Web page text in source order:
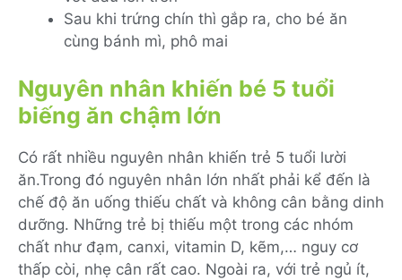
Sau khi trứng chín thì gắp ra, cho bé ăn
cùng bánh mì, phô mai
Nguyên nhân khiến bé 5 tuổi
biếng ăn chậm lớn
Có rất nhiều nguyên nhân khiến trẻ 5 tuổi lười
ăn.Trong đó nguyên nhân lớn nhất phải kể đến là
chế độ ăn uống thiếu chất và không cân bằng dinh
dưỡng. Những trẻ bị thiếu một trong các nhóm
chất như đạm, canxi, vitamin D, kẽm,… nguy cơ
thấp còi, nhẹ cân rất cao. Ngoài ra, với trẻ ngủ ít,